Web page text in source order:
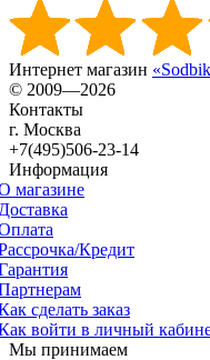
Интернет магазин
© 2009—2026
Контакты
г. Москва
+7(495)506-23-14
Информация
магазине
Кредит
сделать заказ
войти в личный
Мы принимаем